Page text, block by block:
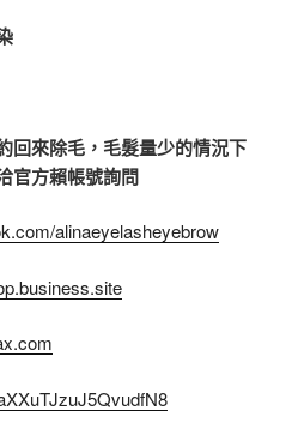
回來除毛，毛髮量少的情況下
官方賴帳號詢問
alinaeyelasheyebrow